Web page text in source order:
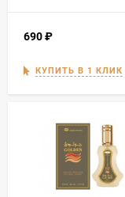
690₽
КУПИТЬ В 1 КЛИК